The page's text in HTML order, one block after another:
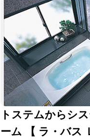
トステムからシ
ーム 【 ラ・バス